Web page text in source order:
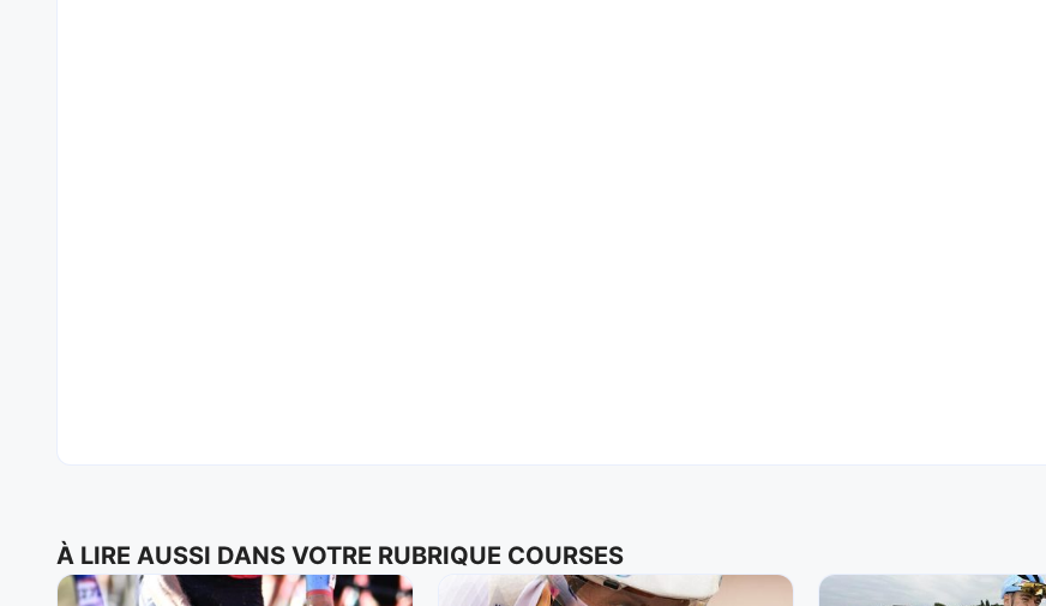
À LIRE AUSSI DANS VOTRE RUBRIQUE COURSES